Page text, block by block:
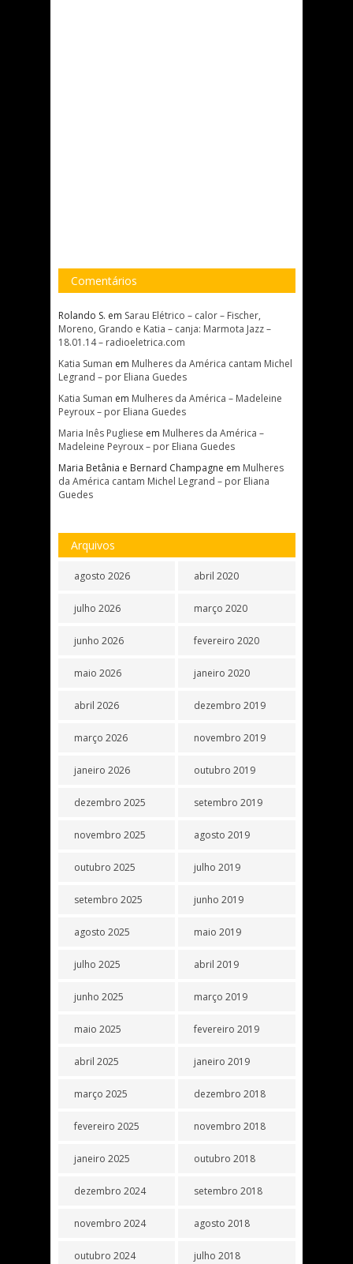
Comentários
Rolando S. em Sarau Elétrico – calor – Fischer,
Moreno, Grando e Katia – canja: Marmota Jazz –
18.01.14 – radioeletrica.com
Katia Suman em Mulheres da América cantam Michel
Legrand – por Eliana Guedes
Katia Suman em Mulheres da América – Madeleine
Peyroux – por Eliana Guedes
Maria Inês Pugliese em Mulheres da América –
Madeleine Peyroux – por Eliana Guedes
Maria Betânia e Bernard Champagne em Mulheres
da América cantam Michel Legrand – por Eliana
Guedes
Arquivos
agosto 2026
julho 2026
junho 2026
maio 2026
abril 2026
março 2026
janeiro 2026
dezembro 2025
novembro 2025
outubro 2025
setembro 2025
agosto 2025
julho 2025
junho 2025
maio 2025
abril 2025
março 2025
fevereiro 2025
janeiro 2025
dezembro 2024
novembro 2024
outubro 2024
abril 2020
março 2020
fevereiro 2020
janeiro 2020
dezembro 2019
novembro 2019
outubro 2019
setembro 2019
agosto 2019
julho 2019
junho 2019
maio 2019
abril 2019
março 2019
fevereiro 2019
janeiro 2019
dezembro 2018
novembro 2018
outubro 2018
setembro 2018
agosto 2018
julho 2018